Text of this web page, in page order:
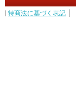
特商法に基づく表記